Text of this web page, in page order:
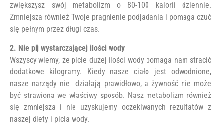
zwiększysz swój metabolizm o 80-100 kalorii dziennie.
Zmniejsza również Twoje pragnienie podjadania i pomaga czuć
się pełnym przez długi czas.
2. Nie pij wystarczającej ilości wody
Wszyscy wiemy, że picie dużej ilości wody pomaga nam stracić
dodatkowe kilogramy. Kiedy nasze ciało jest odwodnione,
nasze narządy nie działają prawidłowo, a żywność nie może
być strawiona we właściwy sposób. Nasz metabolizm również
się zmniejsza i nie uzyskujemy oczekiwanych rezultatów z
naszej diety i picia wody.